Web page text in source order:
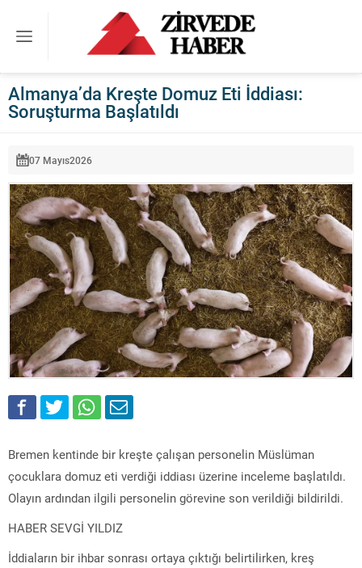
Almanya’da Kreşte Domuz Eti İddiası:
Soruşturma Başlatıldı
07 Mayıs2026
Bremen kentinde bir kreşte çalışan personelin Müslüman
çocuklara domuz eti verdiği iddiası üzerine inceleme başlatıldı.
Olayın ardından ilgili personelin görevine son verildiği bildirildi.
HABER SEVGİ YILDIZ
İddiaların bir ihbar sonrası ortaya çıktığı belirtilirken, kreş